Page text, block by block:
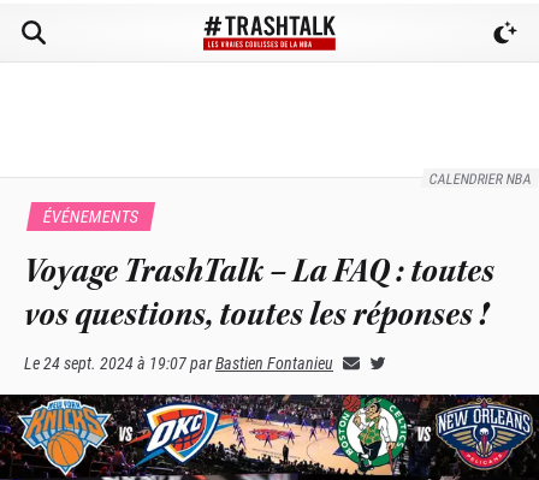
CALENDRIER NBA
ÉVÉNEMENTS
Voyage TrashTalk – La FAQ : toutes
vos questions, toutes les réponses !
Le24 sept. 2024 à 19:07parBastien Fontanieu